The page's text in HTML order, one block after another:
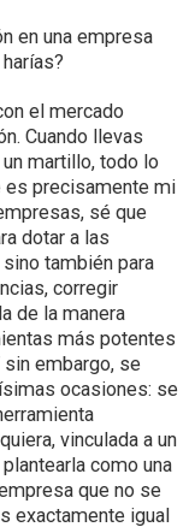
en una empresa
el mercado
Cuando llevas
martillo, todo lo
es precisamente mi
sé que
dotar a las
también para
corregir
de la manera
más potentes
sin embargo, se
ocasiones: se
vinculada a un
como una
que no se
exactamente igual